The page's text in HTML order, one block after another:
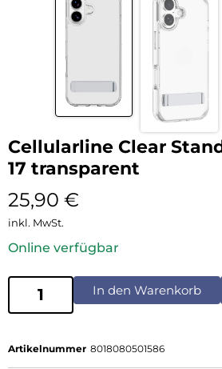
Cellularline Clear
17 transparent
25,90 €
inkl. MwSt.
Online verfügbar
In den Warenkorb
Artikelnummer 8018080501586